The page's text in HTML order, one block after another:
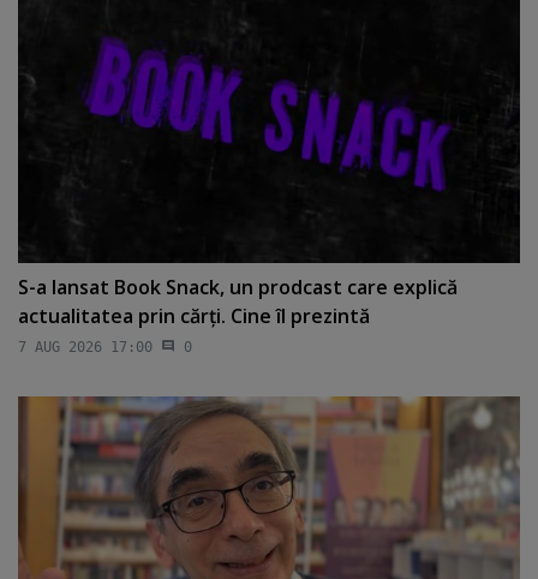
S-a lansat Book Snack, un prodcast care explică
actualitatea prin cărţi. Cine îl prezintă
7 AUG 2026 17:00 0